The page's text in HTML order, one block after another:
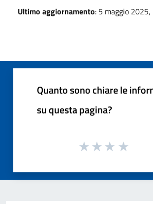
Ultimo aggiornamento: 5 maggio
Quanto sono chiare le
su questa pagina?